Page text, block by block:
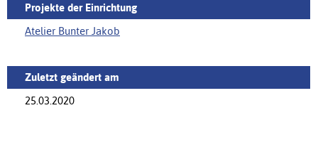
Projekte der Einrichtung
Atelier Bunter Jakob
Zuletzt geändert am
25.03.2020